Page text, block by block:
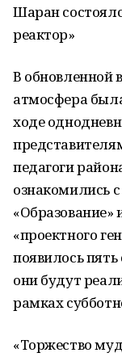
Шаран
реактор»
В обновленной
атмосфера
ходе
педагоги
ознакомились
«Образование»
«проектного
появилось
они будут
рамках
«Торжество